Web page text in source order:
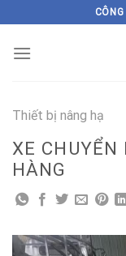
to
content
Thiết bị nâng hạ
XE CHUYỂN
HÀNG